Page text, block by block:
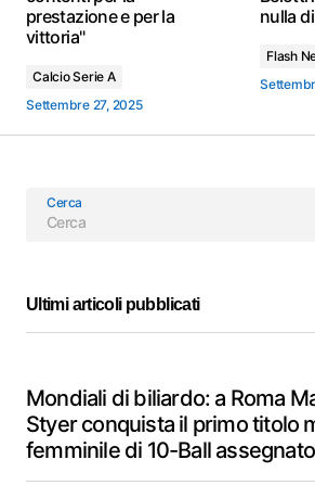
prestazione e per la
vittoria"
Calcio Serie A
Settembre 27, 2025
nulla
Flash
Cerca
Ultimi articoli pubblicati
Mondiali di biliardo: a Roma
Styer conquista il primo titolo
femminile di 10-Ball